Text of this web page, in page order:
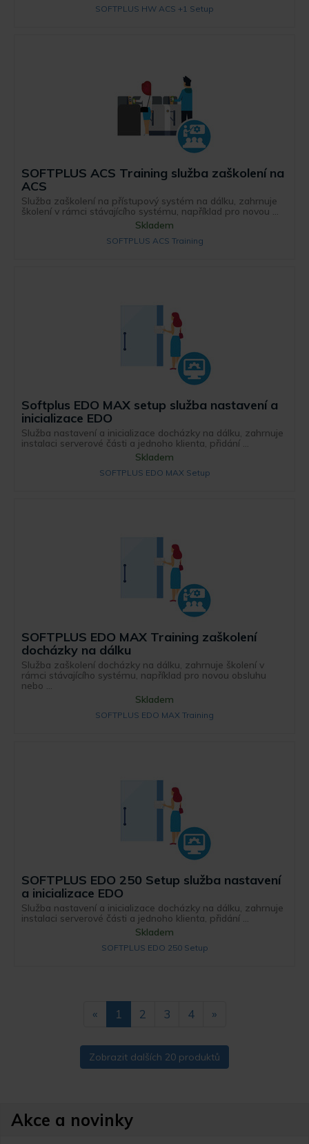
SOFTPLUS HW ACS +1 Setup
SOFTPLUS ACS Training služba zaškolení na
ACS
Služba zaškolení na přístupový systém na dálku, zahrnuje
školení v rámci stávajícího systému, například pro novou ...
Skladem
SOFTPLUS ACS Training
Softplus EDO MAX setup služba nastavení a
inicializace EDO
Služba nastavení a inicializace docházky na dálku, zahrnuje
instalaci serverové části a jednoho klienta, přidání ...
Skladem
SOFTPLUS EDO MAX Setup
SOFTPLUS EDO MAX Training zaškolení
docházky na dálku
Služba zaškolení docházky na dálku, zahrnuje školení v
rámci stávajícího systému, například pro novou obsluhu
nebo ...
Skladem
SOFTPLUS EDO MAX Training
SOFTPLUS EDO 250 Setup služba nastavení
a inicializace EDO
Služba nastavení a inicializace docházky na dálku, zahrnuje
instalaci serverové části a jednoho klienta, přidání ...
Skladem
SOFTPLUS EDO 250 Setup
« 1 2 3 4 »
Zobrazit dalších 20 produktů
Akce a novinky